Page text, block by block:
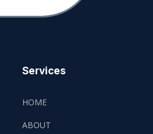
Services
HOME
ABOUT